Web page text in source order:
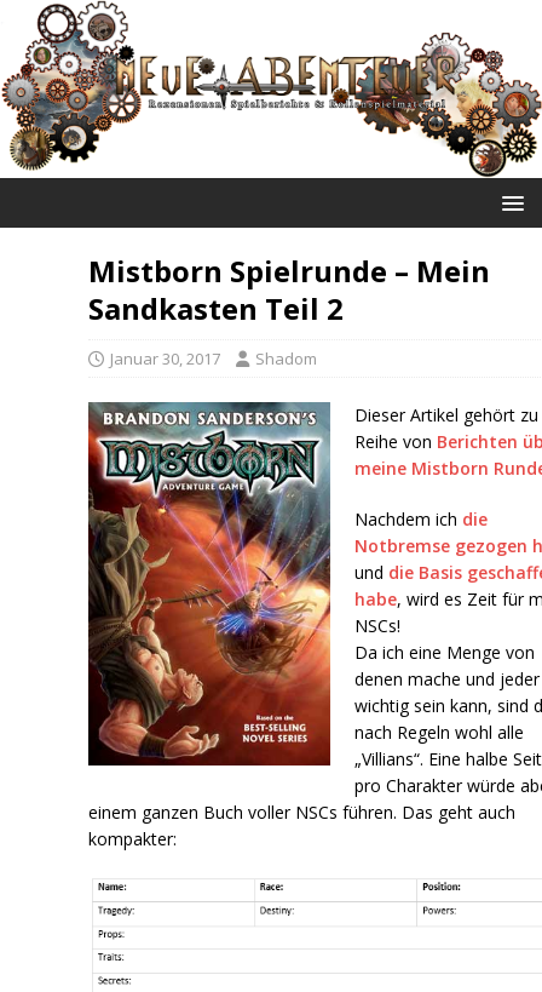
Mistborn Spielrunde – Mein
Sandkasten Teil 2
Januar 30, 2017 Shadom
Dieser Artikel gehört
Reihe von Berichten
meine Mistborn
Nachdem ich die
Notbremse gezogen
und die Basis
habe, wird es Zeit für
NSCs!
Da ich eine Menge von
denen mache und jeder
wichtig sein kann, sind
nach Regeln wohl alle
„Villians“. Eine halbe
pro Charakter würde
einem ganzen Buch voller NSCs führen. Das geht auch
kompakter: